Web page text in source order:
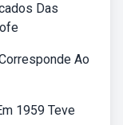
Das
Ao
1959 Teve